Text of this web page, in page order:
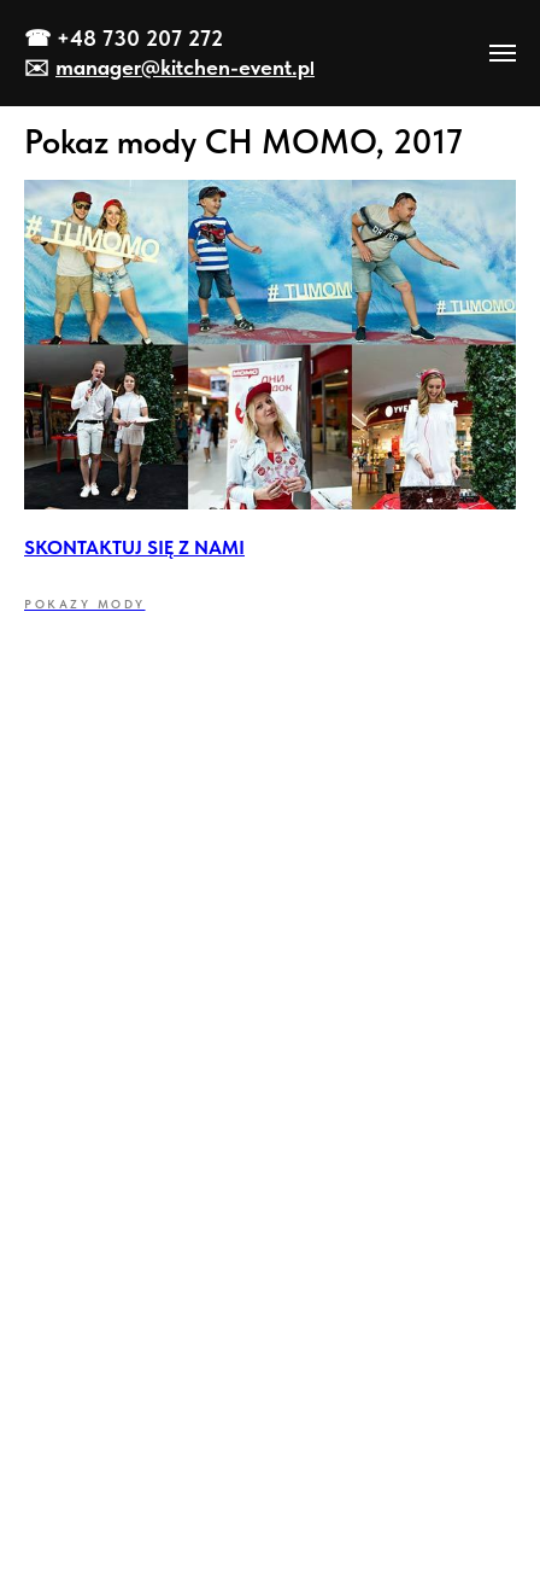
☎ +48 730 207 272
✉️ manager@kitchen-event.pl
Pokaz mody CH МОМО, 2017
SKONTAKTUJ SIĘ Z NAMI
POKAZY MODY